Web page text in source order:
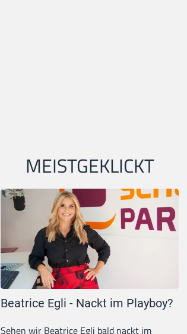
MEISTGEKLICKT
Beatrice Egli - Nackt im Playboy?
Sehen wir Beatrice Egli bald nackt im